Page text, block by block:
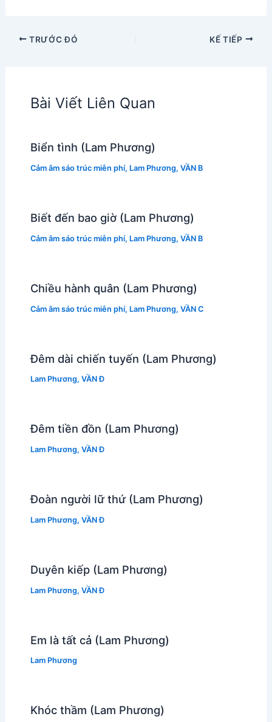
TRƯỚC ĐÓ KẾ TIẾP
Bài Viết Liên Quan
Biển tình (Lam Phương)
Cảm âm sáo trúc miễn phí, Lam Phương, VẦN B
Biết đến bao giờ (Lam Phương)
Cảm âm sáo trúc miễn phí, Lam Phương, VẦN B
Chiều hành quân (Lam Phương)
Cảm âm sáo trúc miễn phí, Lam Phương, VẦN C
Đêm dài chiến tuyến (Lam Phương)
Lam Phương, VẦN Đ
Đêm tiền đồn (Lam Phương)
Lam Phương, VẦN Đ
Đoàn người lữ thứ (Lam Phương)
Lam Phương, VẦN Đ
Duyên kiếp (Lam Phương)
Lam Phương, VẦN Đ
Em là tất cả (Lam Phương)
Lam Phương
Khóc thầm (Lam Phương)